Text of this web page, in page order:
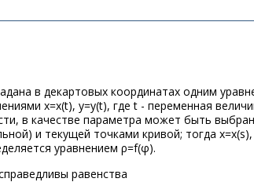
в декартовых координатах одним
x=x(t), y=y(t), где t - переменная
в качестве параметра может быть
и текущей точками кривой; тогда
уравнением ρ=f(φ).
равенства